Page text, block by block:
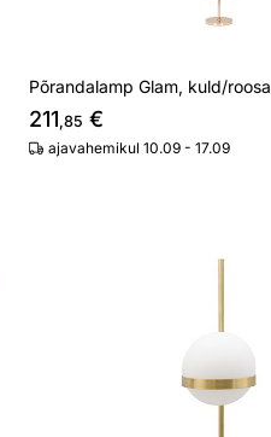
Põrandalamp Glam, kuld/roosa
211,85 €
ajavahemikul 10.09 - 17.09